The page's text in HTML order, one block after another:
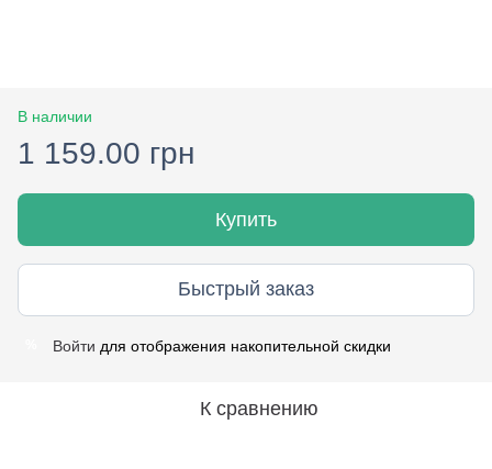
В наличии
1 159.00 грн
Купить
Быстрый заказ
Войти для отображения накопительной скидки
К сравнению